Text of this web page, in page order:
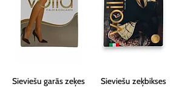
Sieviešu garās zeķes
Sieviešu zeķbikses